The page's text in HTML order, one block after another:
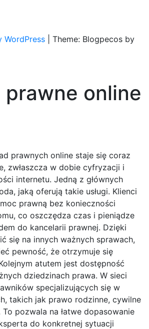
WordPress
Theme: Blogpecos by
prawne online
prawnych online staje się coraz
zwłaszcza w dobie cyfryzacji i
internetu. Jedną z głównych
jaką oferują takie usługi. Klienci
prawną bez konieczności
co oszczędza czas i pieniądze
do kancelarii prawnej. Dzięki
się na innych ważnych sprawach,
pewność, że otrzymuje się
atutem jest dostępność
dziedzinach prawa. W sieci
specjalizujących się w
takich jak prawo rodzinne, cywilne
pozwala na łatwe dopasowanie
do konkretnej sytuacji